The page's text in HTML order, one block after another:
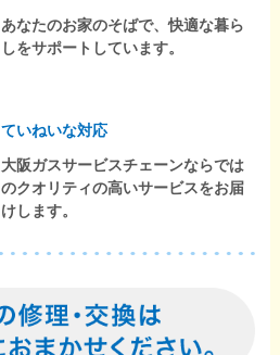
あなたのお家のそばで、快適な暮ら
しをサポートしています。
ていねいな対応
大阪ガスサービスチェーンならでは
のクオリティの高いサービスをお届
けします。